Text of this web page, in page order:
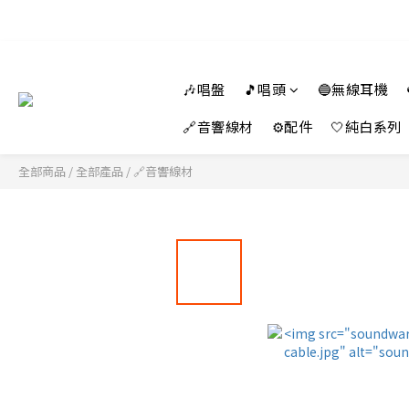
🎶唱盤 🎵唱頭 🔵無線耳機
🔗音響線材
⚙️配件 🤍純白系列
全部商品 / 全部產品 / 🔗音響線材